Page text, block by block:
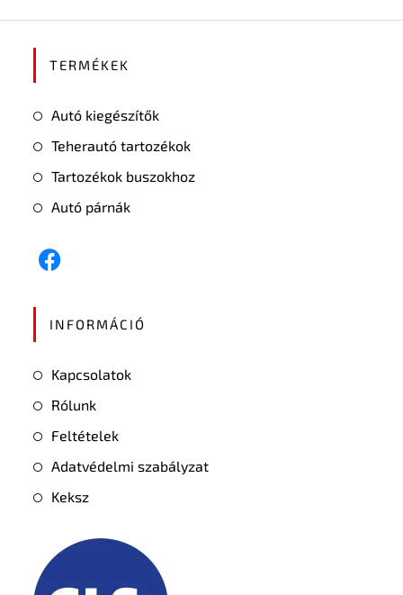
TERMÉKEK
Autó kiegészítők
Teherautó tartozékok
Tartozékok buszokhoz
Autó párnák
INFORMÁCIÓ
Kapcsolatok
Rólunk
Feltételek
Adatvédelmi szabályzat
Keksz